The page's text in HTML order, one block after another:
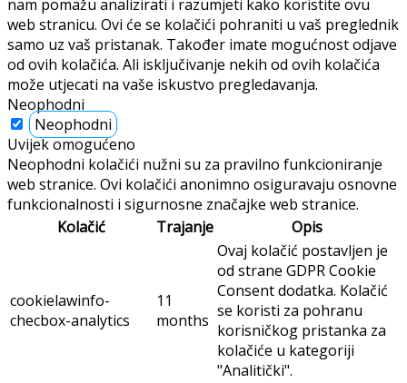
nam pomažu analizirati i razumjeti kako koristite ovu
web stranicu. Ovi će se kolačići pohraniti u vaš preglednik
samo uz vaš pristanak. Također imate mogućnost odjave
od ovih kolačića. Ali isključivanje nekih od ovih kolačića
može utjecati na vaše iskustvo pregledavanja.
Neophodni
Neophodni
Uvijek omogućeno
Neophodni kolačići nužni su za pravilno funkcioniranje
web stranice. Ovi kolačići anonimno osiguravaju osnovne
funkcionalnosti i sigurnosne značajke web stranice.
Kolačić
Trajanje Opis
cookielawinfo-
checbox-analytics
11
months
Ovaj kolačić postavljen je
od strane GDPR Cookie
Consent dodatka. Kolačić
se koristi za pohranu
korisničkog pristanka za
kolačiće u kategoriji
"Analitički".